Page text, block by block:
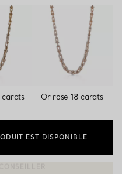
carats Or rose 18 carats
EST DISPONIBLE